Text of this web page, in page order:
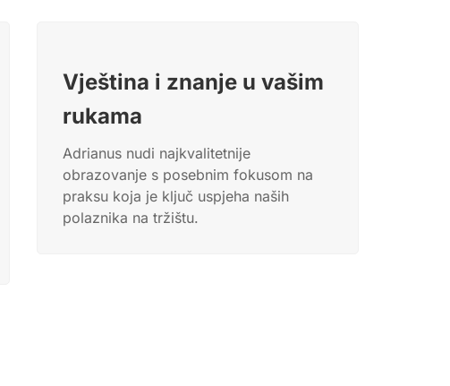
Vještina i znanje u vašim
rukama
Adrianus nudi najkvalitetnije
obrazovanje s posebnim fokusom na
praksu koja je ključ uspjeha naših
polaznika na tržištu.